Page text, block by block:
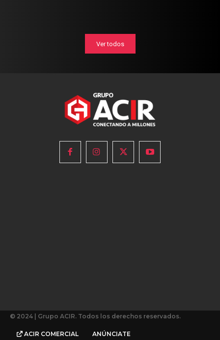
Ver todos
© 2024 | Grupo ACIR. Todos los derechos reservados.
ACIR COMERCIAL ANÚNCIATE